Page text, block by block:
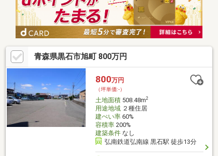
まり広いとは言えませんが、落ち着いて過ごせる空間です。公営
水道・公共下水道本管は、前面道路に埋設配管んあります。
青森県黒石市旭町 800万円
800万円
（坪単価:-）
土地面積508.48m2
用途地域２種住居
建ぺい率60%
容積率200%
建築条件なし
弘南鉄道弘南線 黒石駅 徒歩13分